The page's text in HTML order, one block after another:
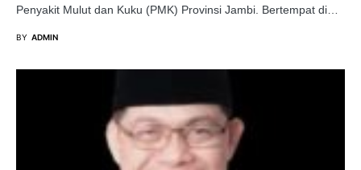
Penyakit Mulut dan Kuku (PMK) Provinsi Jambi. Bertempat di…
BY ADMIN